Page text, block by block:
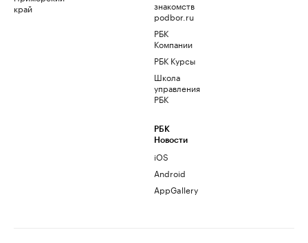
край
знакомств
podbor.ru
РБК
Компании
РБК Курсы
Школа
управления
РБК
РБК
Новости
iOS
Android
AppGallery